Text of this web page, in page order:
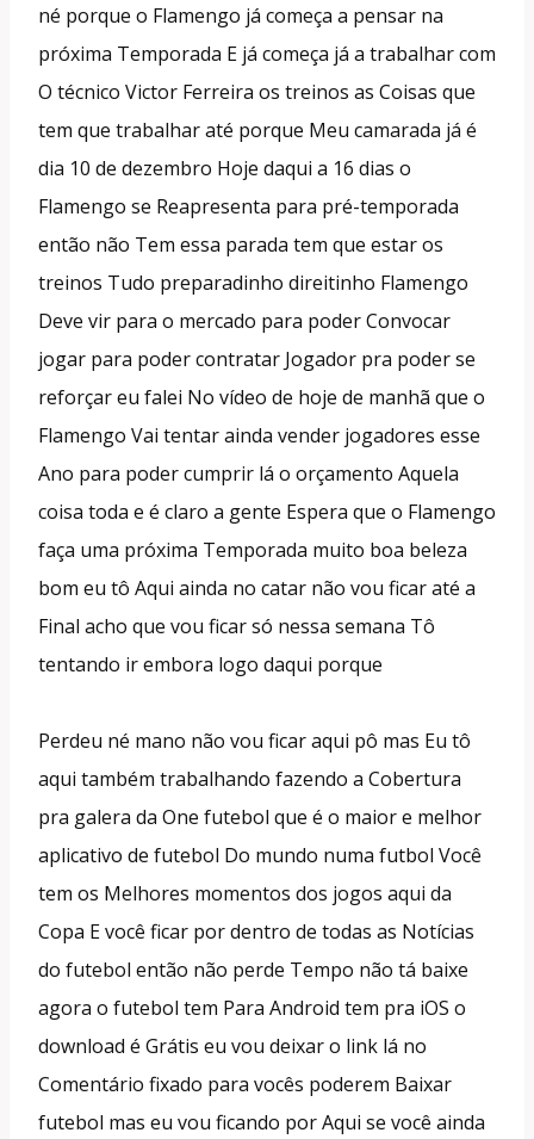
né porque o Flamengo já começa a pensar na
próxima Temporada E já começa já a trabalhar com
O técnico Victor Ferreira os treinos as Coisas que
tem que trabalhar até porque Meu camarada já é
dia 10 de dezembro Hoje daqui a 16 dias o
Flamengo se Reapresenta para pré-temporada
então não Tem essa parada tem que estar os
treinos Tudo preparadinho direitinho Flamengo
Deve vir para o mercado para poder Convocar
jogar para poder contratar Jogador pra poder se
reforçar eu falei No vídeo de hoje de manhã que o
Flamengo Vai tentar ainda vender jogadores esse
Ano para poder cumprir lá o orçamento Aquela
coisa toda e é claro a gente Espera que o Flamengo
faça uma próxima Temporada muito boa beleza
bom eu tô Aqui ainda no catar não vou ficar até a
Final acho que vou ficar só nessa semana Tô
tentando ir embora logo daqui porque
Perdeu né mano não vou ficar aqui pô mas Eu tô
aqui também trabalhando fazendo a Cobertura
pra galera da One futebol que é o maior e melhor
aplicativo de futebol Do mundo numa futbol Você
tem os Melhores momentos dos jogos aqui da
Copa E você ficar por dentro de todas as Notícias
do futebol então não perde Tempo não tá baixe
agora o futebol tem Para Android tem pra iOS o
download é Grátis eu vou deixar o link lá no
Comentário fixado para vocês poderem Baixar
futebol mas eu vou ficando por Aqui se você ainda